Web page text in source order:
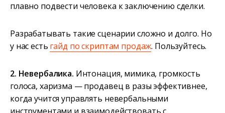
плавно подвести человека к заключению сделки.
Разрабатывать такие сценарии сложно и долго. Но
у нас есть гайд по скриптам продаж. Пользуйтесь.
2. Невербалика. Интонация, мимика, громкость
голоса, харизма — продавец в разы эффективнее,
когда учится управлять невербальными